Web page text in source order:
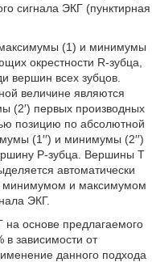
сигнала ЭКГ (пунктирная
(1) и минимумы
окрестности R-зубца,
вершин всех зубцов.
величине являются
(2′) первых производных
позицию по абсолютной
(1′′) и минимумы (2′′)
P-зубца. Вершины T
автоматически
минимумом и максимумом
ЭКГ.
на основе предлагаемого
в зависимости от
данного подхода